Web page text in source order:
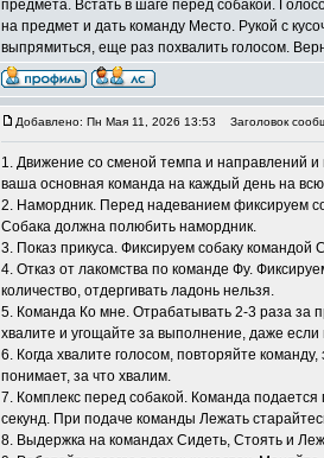
предмета. Встать в шаге перед собакой.
на предмет и дать команду Место. Рукой с
выпрямиться, еще раз похвалить голосом.
Добавлено: Пн Мая 11, 2026 13:53 Заголовок
1. Движение со сменой темпа и направлений
ваша основная команда на каждый день на
2. Намордник. Перед надеванием фиксируем
Собака должна полюбить намордник.
3. Показ прикуса. Фиксируем собаку
4. Отказ от лакомства по команде Фу.
количество, отдергивать ладонь нельзя.
5. Команда Ко мне. Отрабатывать 2-3 раза за
хвалите и угощайте за выполнение, даже
6. Когда хвалите голосом, повторяйте
понимает, за что хвалим.
7. Комплекс перед собакой. Команда
секунд. При подаче команды Лежать
8. Выдержка на командах Сидеть, Стоять и